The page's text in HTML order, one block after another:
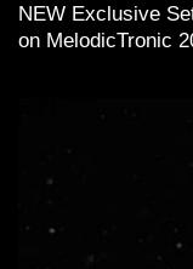
NEW Exclusive
on MelodicTronic